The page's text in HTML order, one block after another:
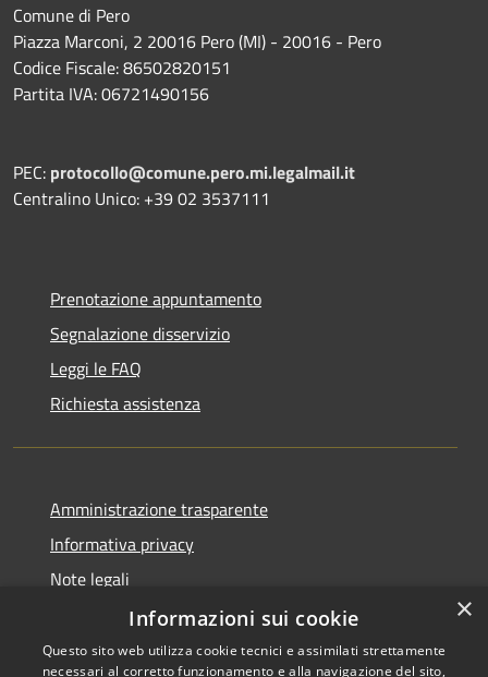
Comune di Pero
Piazza Marconi, 2 20016 Pero (MI) - 20016 - Pero
Codice Fiscale: 86502820151
Partita IVA: 06721490156
PEC: protocollo@comune.pero.mi.legalmail.it
Centralino Unico: +39 02 3537111
Prenotazione appuntamento
Segnalazione disservizio
Leggi le FAQ
Richiesta assistenza
Amministrazione trasparente
Informativa privacy
Note legali
Dichiarazione di accessibilità
×
Informazioni sui cookie
Questo sito web utilizza cookie tecnici e assimilati strettamente
necessari al corretto funzionamento e alla navigazione del sito,